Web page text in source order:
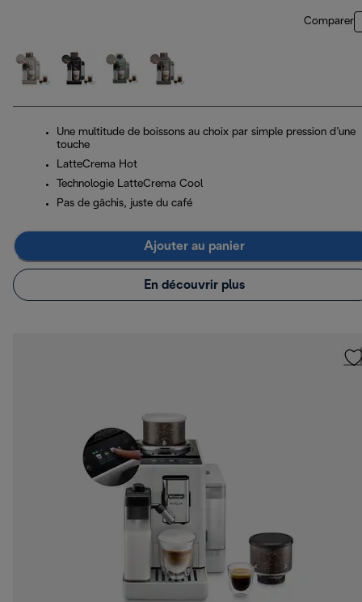
Comparer
Une multitude de boissons au choix par simple pression d’une
touche
LatteCrema Hot
Technologie LatteCrema Cool
Pas de gâchis, juste du café
Ajouter au panier
En découvrir plus